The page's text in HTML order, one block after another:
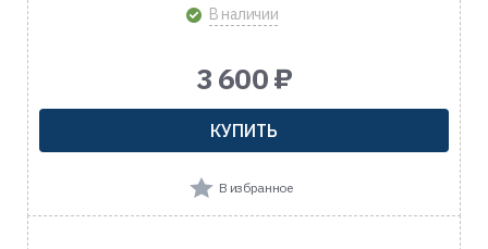
В наличии
3 600 ₽
КУПИТЬ
В избранное